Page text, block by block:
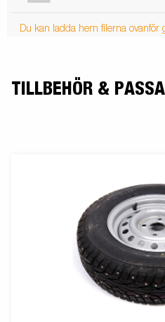
Du kan ladda hem filerna
TILLBEHÖR &